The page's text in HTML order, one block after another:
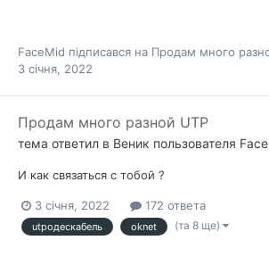
FaceMid підписався на Продам много
3 січня, 2022
Продам много разной UTP
тема ответил в Веник пользователя
И как связаться с тобой ?
3 січня, 2022 172 ответа
utpодескабель oknet (та 8 ще)